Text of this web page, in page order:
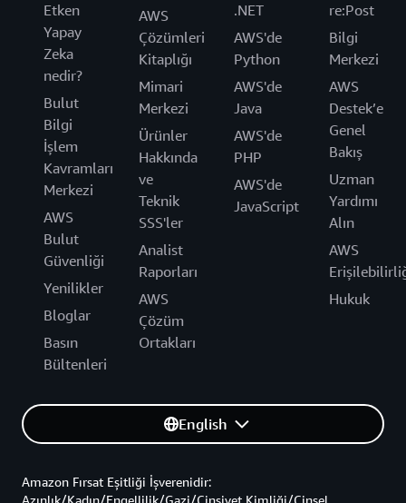
Etken
Yapay
Zeka
nedir?
Bulut
Bilgi
İşlem
Kavramları
Merkezi
AWS
Bulut
Güvenliği
Yenilikler
Bloglar
Basın
Bültenleri
AWS
Çözümleri
Kitaplığı
Mimari
Merkezi
Ürünler
Hakkında
ve
Teknik
SSS'ler
Analist
Raporları
AWS
Çözüm
Ortakları
.NET
AWS'de
Python
AWS'de
Java
AWS'de
PHP
AWS'de
JavaScript
re:Post
Bilgi
Merkezi
AWS
Destek’e
Genel
Bakış
Uzman
Yardımı
Alın
AWS
Hukuk
English
Amazon Fırsat Eşitliği İşverenidir: